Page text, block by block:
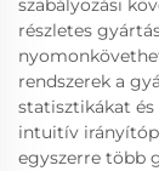
szabályozási
részletes
rendszerek a
statisztikákat
intuitív
egyszerre több